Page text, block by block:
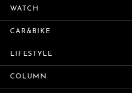
WATCH
CAR&BIKE
LIFESTYLE
COLUMN